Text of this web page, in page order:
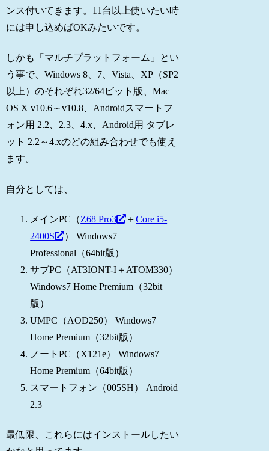
ンス付いてきます。11台以上使いたい時
には申し込めばOKみたいです。
しかも「マルチプラットフォーム」とい
う事で、Windows 8、7、Vista、XP（SP2
以上）のそれぞれ32/64ビット版、Mac
OS X v10.6～v10.8、Androidスマートフ
ォン用 2.2、2.3、4.x、Android用 タブレ
ット 2.2～4.xのどの組み合わせでも使え
ます。
自分としては、
メインPC（Z68 Pro3 ＋Core i5-
2400S
） Windows7
Professional（64bit版）
サブPC（AT3IONT-I＋ATOM330）
Windows7 Home Premium（32bit
版）
UMPC（AOD250） Windows7
Home Premium（32bit版）
ノートPC（X121e） Windows7
Home Premium（64bit版）
スマートフォン（005SH） Android
2.3
最低限、これらにはインストールしたい